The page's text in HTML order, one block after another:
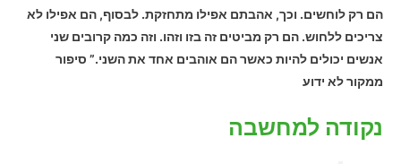
הם רק לוחשים. וכך, אהבתם אפילו מתחזקת. לבסוף, הם אפילו לא
צריכים ללחוש. הם רק מביטים זה בזו וזהו. וזה כמה קרובים שני
אנשים יכולים להיות כאשר הם אוהבים אחד את השני.” סיפור
ממקור לא ידוע
נקודה למחשבה